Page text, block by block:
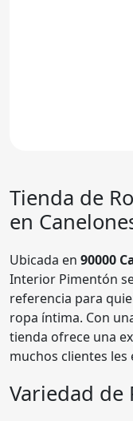
Tienda de
en
Ubicada en 90000
Interior Pimentón
referencia para
ropa íntima. Con
tienda ofrece una
muchos clientes les
Variedad de